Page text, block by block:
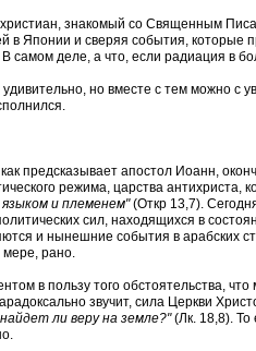
христиан, знакомый со Священным
в Японии и сверяя события, которые
самом деле, а что, если радиация в
но вместе с тем можно с
предсказывает апостол Иоанн,
режима, царства антихриста,
и племенем"(Откр 13,7).
сил, находящихся в
и нынешние события в арабских
рано.
в пользу того обстоятельства,
звучит, сила Церкви
ли веру на земле?"(Лк. 18,8). То